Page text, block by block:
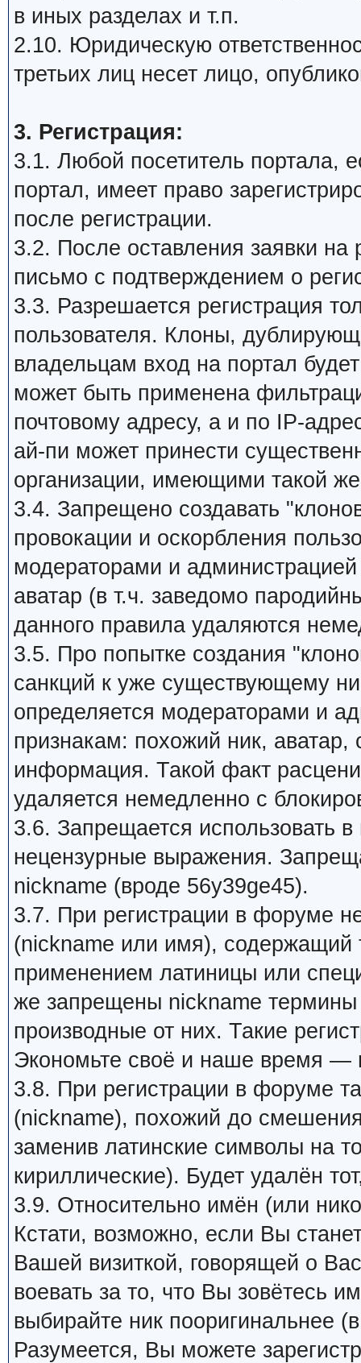
в иных разделах и т.п.
2.10. Юридическую
третьих лиц несет лицо,
3. Регистрация:
3.1. Любой посетитель портала,
портал, имеет право
после регистрации.
3.2. После оставления заявки на
письмо с подтверждением о
3.3. Разрешается регистрация
пользователя. Клоны,
владельцам вход на портал
может быть применена
почтовому адресу, а и по IP-
ай-пи может принести
организации, имеющими такой
3.4. Запрещено создавать
провокации и оскорбления
модераторами и
аватар (в т.ч. заведомо
данного правила удаляются
3.5. Про попытке создания
санкций к уже существующему
определяется модераторами и
признакам: похожий ник, аватар,
информация. Такой факт
удаляется немедленно с
3.6. Запрещается использовать
нецензурные выражения.
nickname (вроде 56y39ge45).
3.7. При регистрации в форуме
(nickname или имя), содержащий
применением латиницы или
же запрещены nickname
производные от них. Такие
Экономьте своё и наше время —
3.8. При регистрации в форуме
(nickname), похожий до
заменив латинские символы на
кириллические). Будет удалён
3.9. Относительно имён (или
Кстати, возможно, если Вы
Вашей визиткой, говорящей о
воевать за то, что Вы зовётесь
выбирайте ник пооригинальнее
Разумеется, Вы можете